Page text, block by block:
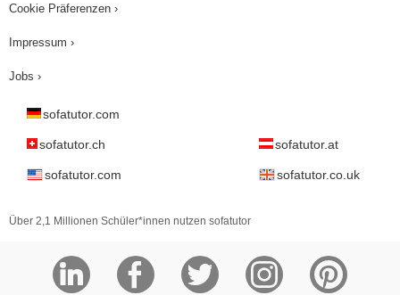
Cookie Präferenzen ›
Impressum ›
Jobs ›
sofatutor.com
sofatutor.ch sofatutor.at
sofatutor.com sofatutor.co.uk
Über 2,1 Millionen Schüler*innen nutzen sofatutor